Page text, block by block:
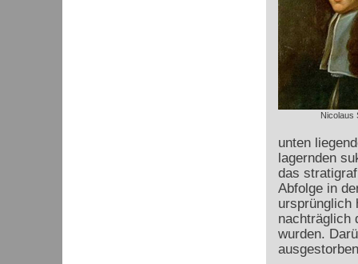
Nicolaus
unten
lagernden
das
Abfolge in
ursprünglich
nachträglich
wurden.